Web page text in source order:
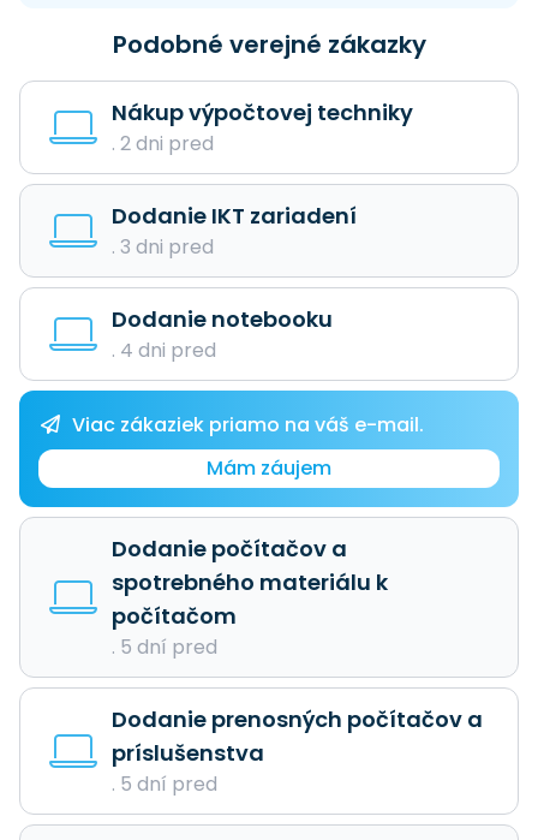
Podobné verejné zákazky
Nákup výpočtovej techniky
. 2 dni pred
Dodanie IKT zariadení
. 3 dni pred
Dodanie notebooku
. 4 dni pred
Viac zákaziek priamo na váš e-mail.
Mám záujem
Dodanie počítačov a
spotrebného materiálu k
počítačom
. 5 dní pred
Dodanie prenosných počítačov a
príslušenstva
. 5 dní pred